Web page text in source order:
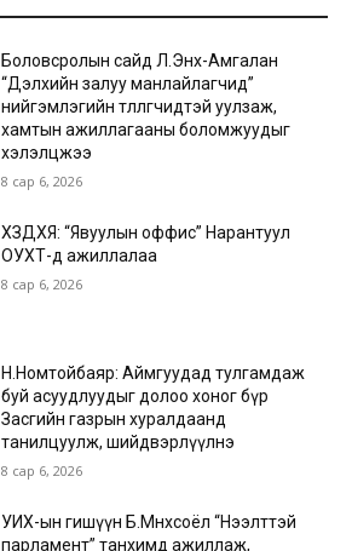
Боловсролын сайд Л.Энх-Амгалан
“Дэлхийн залуу манлайлагчид”
нийгэмлэгийн төлөөлөгчидтэй уулзаж,
хамтын ажиллагааны боломжуудыг
хэлэлцжээ
8 сар 6, 2026
ХЗДХЯ: “Явуулын оффис” Нарантуул
ОУХТ-д ажиллалаа
8 сар 6, 2026
Н.Номтойбаяр: Аймгуудад тулгамдаж
буй асуудлуудыг долоо хоног бүр
Засгийн газрын хуралдаанд
танилцуулж, шийдвэрлүүлнэ
8 сар 6, 2026
УИХ-ын гишүүн Б.Мөнхсоёл “Нээлттэй
парламент” танхимд ажиллаж,